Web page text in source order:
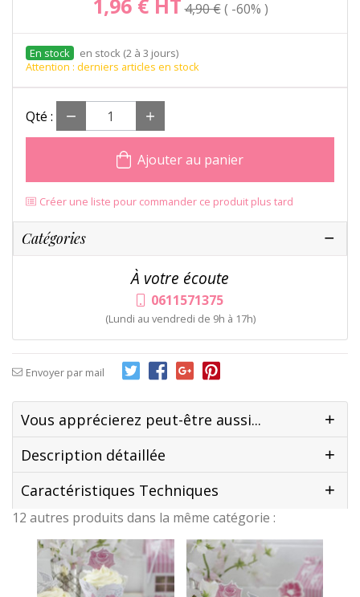
1,96 € HT 4,90 € -60%
en stock (2 à 3 jours)
Attention : derniers articles en stock
Qté :
Ajouter au panier
Créer une liste pour commander ce produit plus tard
Catégories
À votre écoute
0611571375
(Lundi au vendredi de 9h à 17h)
Envoyer par mail
Vous apprécierez peut-être aussi...
Description détaillée
Caractéristiques Techniques
12 autres produits dans la même catégorie :